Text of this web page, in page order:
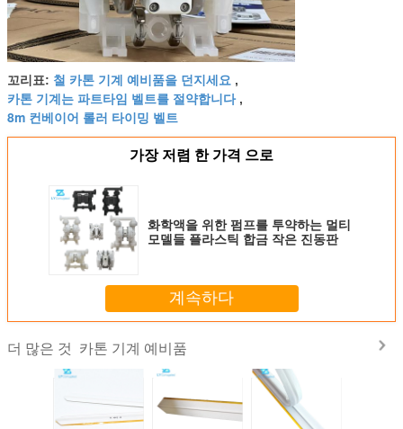
꼬리표: 철 카톤 기계 예비품을 던지세요 ,
카톤 기계는 파트타임 벨트를 절약합니다,
8m 컨베이어 롤러 타이밍 벨트
가장 저렴 한 가격 으로
화학액을 위한 펌프를 투약하는 멀티
모델들 플라스틱 합금 작은 진동판
계속하다
더 많은 것 카톤 기계 예비품